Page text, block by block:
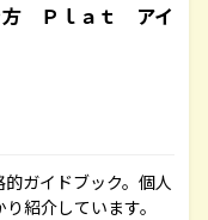
方 Ｐｌａｔ アイ
ガイドブック。個人
紹介しています。